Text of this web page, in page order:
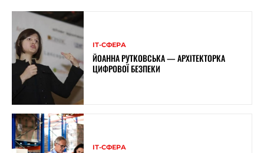
ІТ-СФЕРА
ЙОАННА РУТКОВСЬКА — АРХІТЕКТОРКА
ЦИФРОВОЇ БЕЗПЕКИ
ІТ-СФЕРА